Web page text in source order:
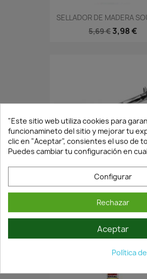
SELLADOR DE MADERA
5,69 € 3,98 €
En Stock·Envío
PISTOLA PARA
8,03 € 5,62 €
"Este sitio web utiliza cookies para
funcionamineto del sitio y mejorar tu
clic en "Aceptar", consientes el uso de
Puedes cambiar tu configuración en
Configurar
Rechazar
Aceptar
Política